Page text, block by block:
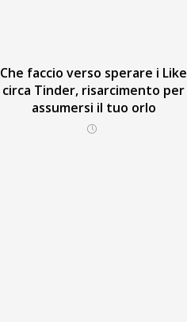
Che faccio verso sperare i Like
circa Tinder, risarcimento per
assumersi il tuo orlo